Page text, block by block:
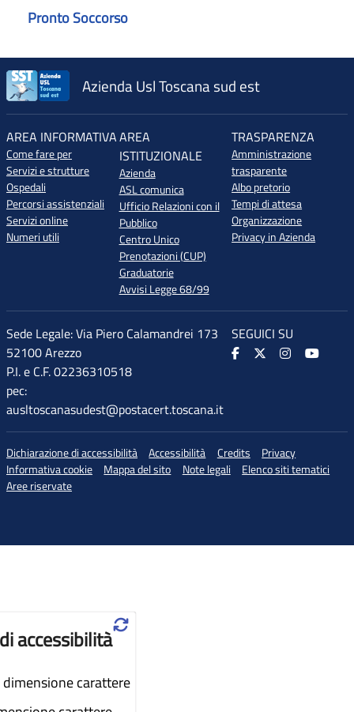
Pronto Soccorso
Azienda Usl Toscana sud est
AREA INFORMATIVA
Come fare per
Servizi e strutture
Ospedali
Percorsi assistenziali
Servizi online
Numeri utili
AREA
ISTITUZIONALE
Azienda
ASL comunica
Ufficio Relazioni con il
Pubblico
Centro Unico
Prenotazioni (CUP)
Graduatorie
Avvisi Legge 68/99
TRASPARENZA
Amministrazione
trasparente
Albo pretorio
Tempi di attesa
Organizzazione
Privacy in Azienda
Sede Legale: Via Piero Calamandrei 173
52100 Arezzo
P.I. e C.F. 02236310518
pec:
ausltoscanasudest@postacert.toscana.it
SEGUICI SU
Dichiarazione di accessibilità Accessibilità Credits
Privacy
Informativa cookie
Mappa del sito Note legali
Elenco siti tematici
Aree riservate
accessibilità
carattere